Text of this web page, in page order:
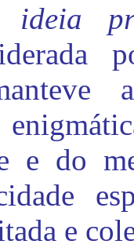
ideia
e do
e